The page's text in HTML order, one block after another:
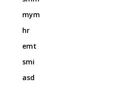
mym
hr
emt
smi
asd